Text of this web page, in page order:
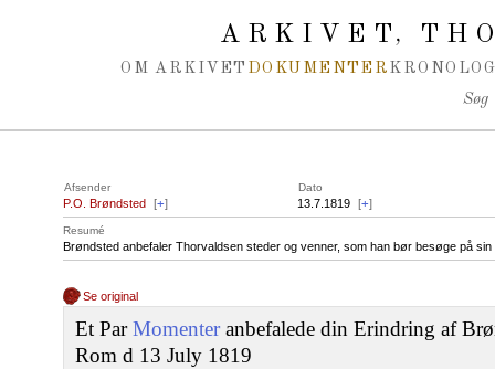
ARKIVET,
OM ARKIVET DOKUMENTER
Søg
Afsender Dato
P.O. Brøndsted [+] 13.7.1819 [+]
Resumé
Brøndsted anbefaler Thorvaldsen steder og venner, som han bør besøge på sin
Se original
Et ParMomenteranbefalede din Erindring af
Rom d 13 July 1819